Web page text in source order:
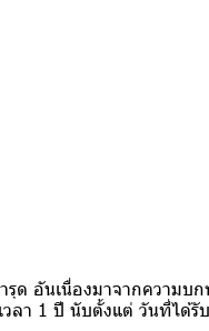
ด อันเนื่องมาจากความบ
วลา 1 ปี นับตั้งแต่ วันที่ได้